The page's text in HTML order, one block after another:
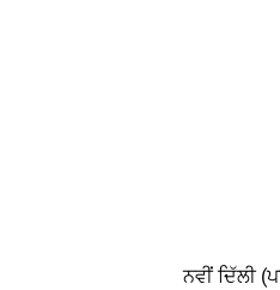
ਨਵੀਂ ਦਿੱਲੀ